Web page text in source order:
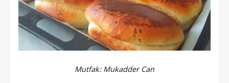
Mutfak: Mukadder Can